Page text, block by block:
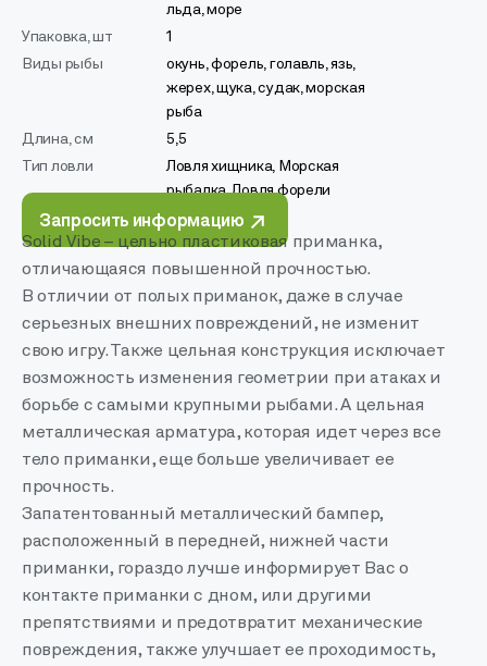
льда, море
Упаковка, шт
1
Виды рыбы
окунь, форель, голавль, язь,
жерех, щука, судак, морская
рыба
Длина, см
5,5
Тип ловли
Ловля хищника, Морская
рыбалка, Ловля форели
Запросить информацию
Solid Vibe – цельно пластиковая приманка,
отличающаяся повышенной прочностью.
В отличии от полых приманок, даже в случае
серьезных внешних повреждений, не изменит
свою игру. Также цельная конструкция исключает
возможность изменения геометрии при атаках и
борьбе с самыми крупными рыбами. А цельная
металлическая арматура, которая идет через все
тело приманки, еще больше увеличивает ее
прочность.
Запатентованный металлический бампер,
расположенный в передней, нижней части
приманки, гораздо лучше информирует Вас о
контакте приманки с дном, или другими
препятствиями и предотвратит механические
повреждения, также улучшает ее проходимость,